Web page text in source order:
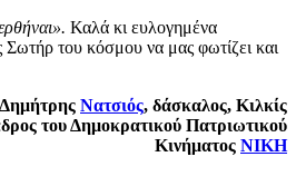
Καλά κι ευλογημένα
Σωτήρ του κόσμου να μας φωτίζει και
Δημήτρης Νατσιός, δάσκαλος, Κιλκίς
του Δημοκρατικού Πατριωτικού
Κινήματος ΝΙΚΗ